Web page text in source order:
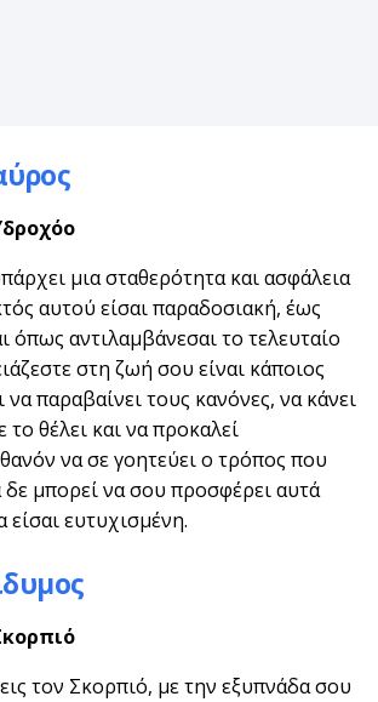
μια σταθερότητα και ασφάλεια
αυτού είσαι παραδοσιακή, έως
όπως αντιλαμβάνεσαι το τελευταίο
στη ζωή σου είναι κάποιος
να παραβαίνει τους κανόνες, να κάνει
το θέλει και να προκαλεί
να σε γοητεύει ο τρόπος που
δε μπορεί να σου προσφέρει αυτά
είσαι ευτυχισμένη.
τον Σκορπιό, με την εξυπνάδα σου